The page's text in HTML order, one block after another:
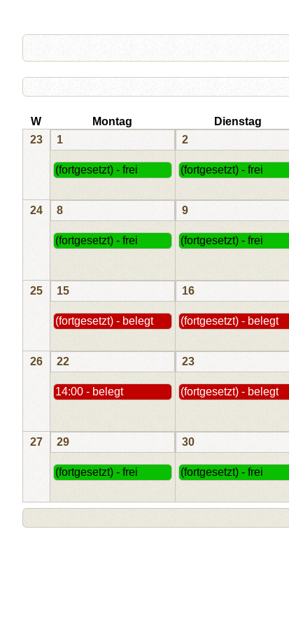
W
Montag Dienstag
23
1
(fortgesetzt) - frei
2
(fortgesetzt) - frei
24 8
(fortgesetzt) - frei
9
(fortgesetzt) - frei
25 15
(fortgesetzt) - belegt
16
(fortgesetzt) - belegt
26 22
14:00 - belegt
23
(fortgesetzt) - belegt
27 29
(fortgesetzt) - frei
30
(fortgesetzt) - frei